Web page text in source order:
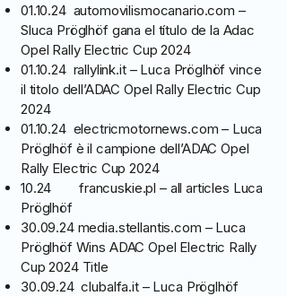
01.10.24 automovilismocanario.com –
Sluca Pröglhöf gana el título de la Adac
Opel Rally Electric Cup 2024
01.10.24 rallylink.it – Luca Pröglhöf vince
il titolo dell’ADAC Opel Rally Electric Cup
2024
01.10.24 electricmotornews.com – Luca
Pröglhöf è il campione dell’ADAC Opel
Rally Electric Cup 2024
10.24 francuskie.pl – all articles Luca
Pröglhöf
30.09.24 media.stellantis.com – Luca
Pröglhöf Wins ADAC Opel Electric Rally
Cup 2024 Title
30.09.24 clubalfa.it – Luca Pröglhöf